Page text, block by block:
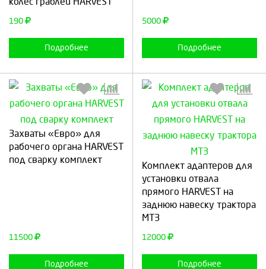
190
Подробнее
Продолжить 5000
Подробнее
Продолжить
Захваты «Евро» для
рабочего органа HARVEST
под сварку комплект
11500
Подробнее
Выберите количество:
Комплект адаптеров для
установки отвала
прямого HARVEST на
заднюю навеску трактора
МТЗ
12000
Подробнее
Выберите количество:
Продолжить Отмена